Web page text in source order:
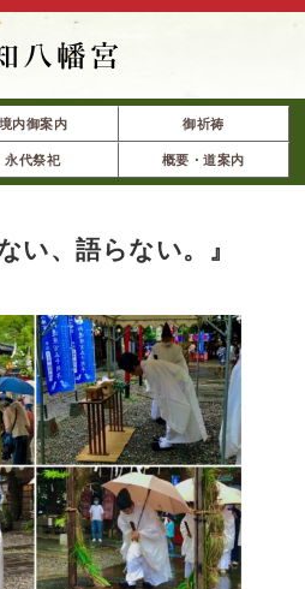
境内御案内 御祈祷
永代祭祀 概要・道案内
い、語らない。』